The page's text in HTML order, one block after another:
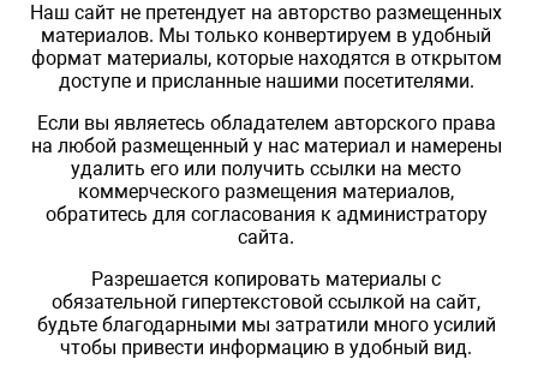
Наш сайт не претендует на авторство размещенных
материалов. Мы только конвертируем в удобный
формат материалы, которые находятся в открытом
доступе и присланные нашими посетителями.
Если вы являетесь обладателем авторского права
на любой размещенный у нас материал и намерены
удалить его или получить ссылки на место
коммерческого размещения материалов,
обратитесь для согласования к администратору
сайта.
Разрешается копировать материалы с
обязательной гипертекстовой ссылкой на сайт,
будьте благодарными мы затратили много усилий
чтобы привести информацию в удобный вид.